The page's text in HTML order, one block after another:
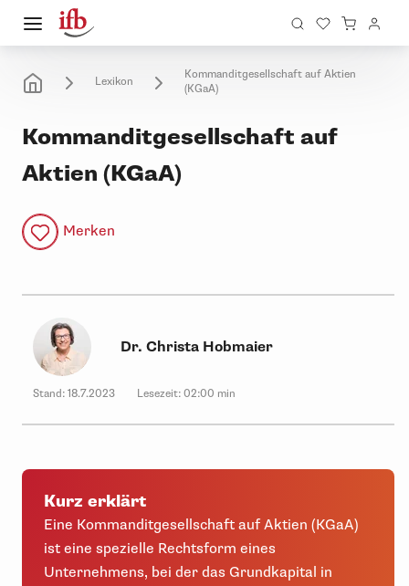
Lexikon
Kommanditgesellschaft auf Aktien
(KGaA)
Kommanditgesellschaft auf
Aktien (KGaA)
Merken
Dr. Christa Hobmaier
Stand: 18.7.2023 Lesezeit: 02:00 min
Kurz erklärt
Eine Kommanditgesellschaft auf Aktien (KGaA)
ist eine spezielle Rechtsform eines
Unternehmens, bei der das Grundkapital in